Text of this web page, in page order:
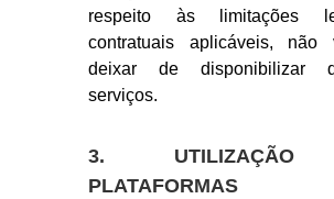
respeito às limitações
contratuais aplicáveis, não
deixar de disponibilizar
serviços.
3. UTILIZAÇÃO
PLATAFORMAS